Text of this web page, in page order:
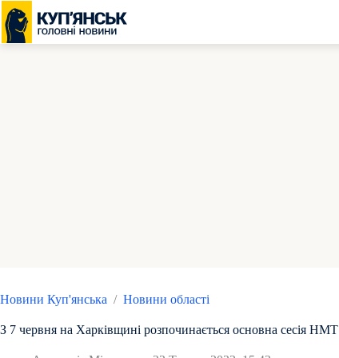
Перейти
до
вмісту
Новини Куп'янська / Новини області
З 7 червня на Харківщині розпочинається основна сесія НМТ